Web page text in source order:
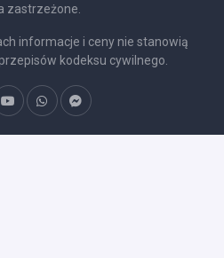
zastrzeżone.
informacje i ceny nie stanowią
kodeksu cywilnego.